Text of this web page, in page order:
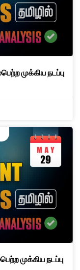
முக்கிய நடப்பு
முக்கிய நடப்பு